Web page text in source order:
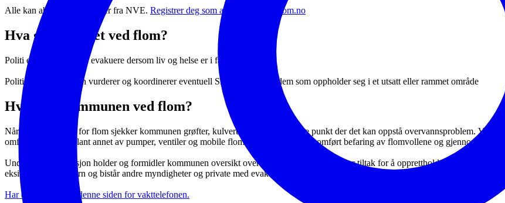
Alle kan abonnere på varsler fra NVE. Registrer deg som abonnent på varsom.no
Hva gjør politiet ved flom?
Politi er ansvarlig for å evakuere dersom liv og helse er i fare.
Politiet og kommunen vurderer og koordinerer eventuell SMS-varsling til dem som oppholder seg i et utsatt eller rammet område
Hva gjør kommunen ved flom?
Når det varsles fare for flom sjekker kommunen grøfter, kulverter og andre kritiske punkt der det kan oppstå overvannsproblem. Ved
omfattende sjekk, blant annet av pumper, ventiler og mobile flomvern. Det blir gjennomført befaring av flomvollene og gjennomført
Under en flomsituasjon holder og formidler kommunen oversikt over situasjonen og iverksetter tiltak for å opprettholde kommunens
eksisterende flomvern og bistår andre myndigheter og private med evakuering og berging av verdier.
Har du spørsmål se denne siden for vakttelefonen.